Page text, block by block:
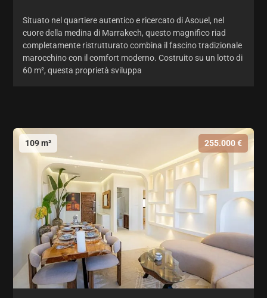
Situato nel quartiere autentico e ricercato di Asouel, nel
cuore della medina di Marrakech, questo magnifico riad
completamente ristrutturato combina il fascino tradizionale
marocchino con il comfort moderno. Costruito su un lotto di
60 m², questa proprietà sviluppa
109 m² 255.000 €